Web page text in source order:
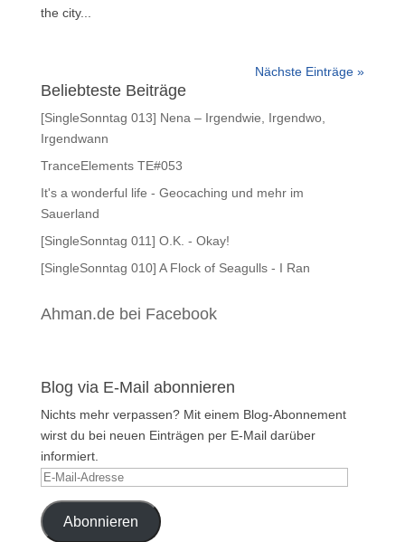
the city...
Nächste Einträge »
Beliebteste Beiträge
[SingleSonntag 013] Nena – Irgendwie, Irgendwo,
Irgendwann
TranceElements TE#053
It's a wonderful life - Geocaching und mehr im
Sauerland
[SingleSonntag 011] O.K. - Okay!
[SingleSonntag 010] A Flock of Seagulls - I Ran
Ahman.de bei Facebook
Blog via E-Mail abonnieren
Nichts mehr verpassen? Mit einem Blog-Abonnement
wirst du bei neuen Einträgen per E-Mail darüber
informiert.
E-
AdresseAbonnieren